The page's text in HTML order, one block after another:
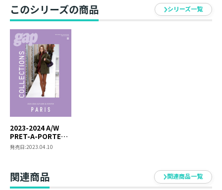
発表された注目ブランドの最新コレクションを一挙掲載
し、世界に発信します。驚異の情報量とクオリティの高
いビジュアルで、気鋭のクリエイターたちの感性をあま
すところなく再現！ 最先端のクリエィティビティを披露
するとともに、ブランドの軌跡やモードを知る手がかり
として、ファッションの歴史と未来に貢献するコレクシ
ョン情報誌です。
このシリーズの商品 シリーズ一覧
2023-2024 A/W
PRET-A-PORTER
gap
COLLECTIONS
発売日:2023.04.10
関連商品 関連商品一覧